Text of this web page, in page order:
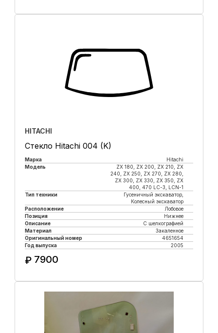
HITACHI
Стекло Hitachi 004 (K)
Марка
Hitachi
Модель
ZX 180, ZX 200, ZX 210, ZX
240, ZX 250, ZX 270, ZX 280,
ZX 300, ZX 330, ZX 350, ZX
400, 470 LC-3, LCN-1
Тип техники
Гусеничный экскаватор,
Колесный экскаватор
Расположение
Лобовое
Позиция
Нижнее
Описание
С шелкографией
Материал
Закаленное
Оригинальный номер
4651654
Год выпуска
2005
₽ 7900